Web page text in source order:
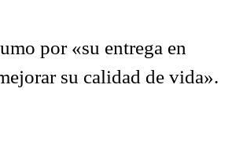
por «su entrega en
su calidad de vida».